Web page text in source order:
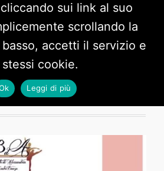
danza
sui link al suo
scrollando la
accetti il servizio e
cookie.
Leggi di più